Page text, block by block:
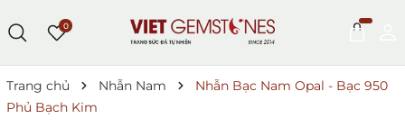
0
Trang chủ Nhẫn Nam
Nhẫn Bạc Nam Opal - Bạc 950
Phủ Bạch Kim